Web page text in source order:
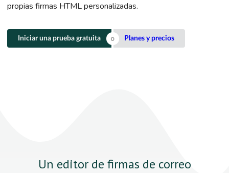
propias firmas HTML personalizadas.
Iniciar una prueba gratuita Planes y precios
Un editor de firmas de correo